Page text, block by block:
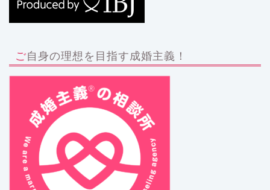
ご自身の理想を目指す成婚主義！